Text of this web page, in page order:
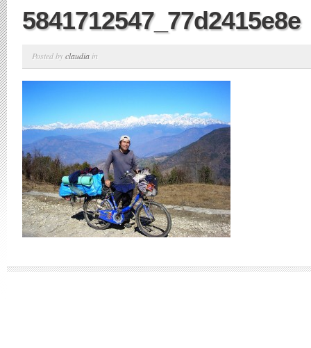
5841712547_77d2415e8e
Posted byclaudia in